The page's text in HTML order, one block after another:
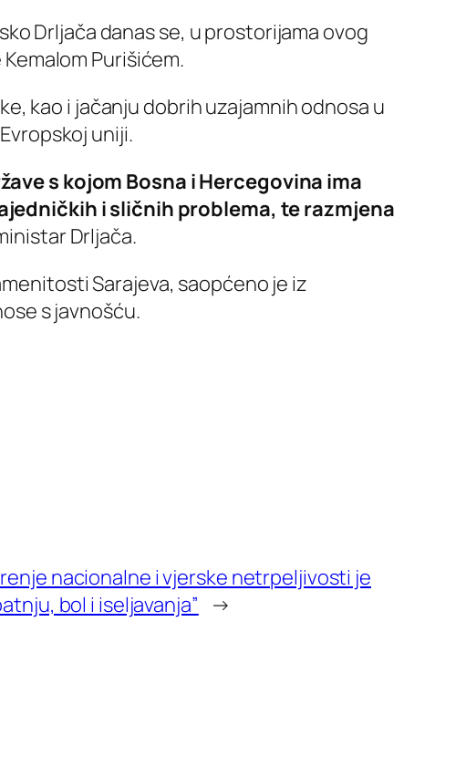
Drljača danas se, u prostorijama ovog
Purišićem.
kao i jačanju dobrih uzajamnih odnosa u
uniji.
s kojom Bosna i Hercegovina ima
i sličnih problema, te razmjena
Drljača.
Sarajeva, saopćeno je iz
s javnošću.
nacionalne i vjerske netrpeljivosti je
bol i iseljavanja”
→